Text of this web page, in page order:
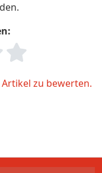
zu bewerten.